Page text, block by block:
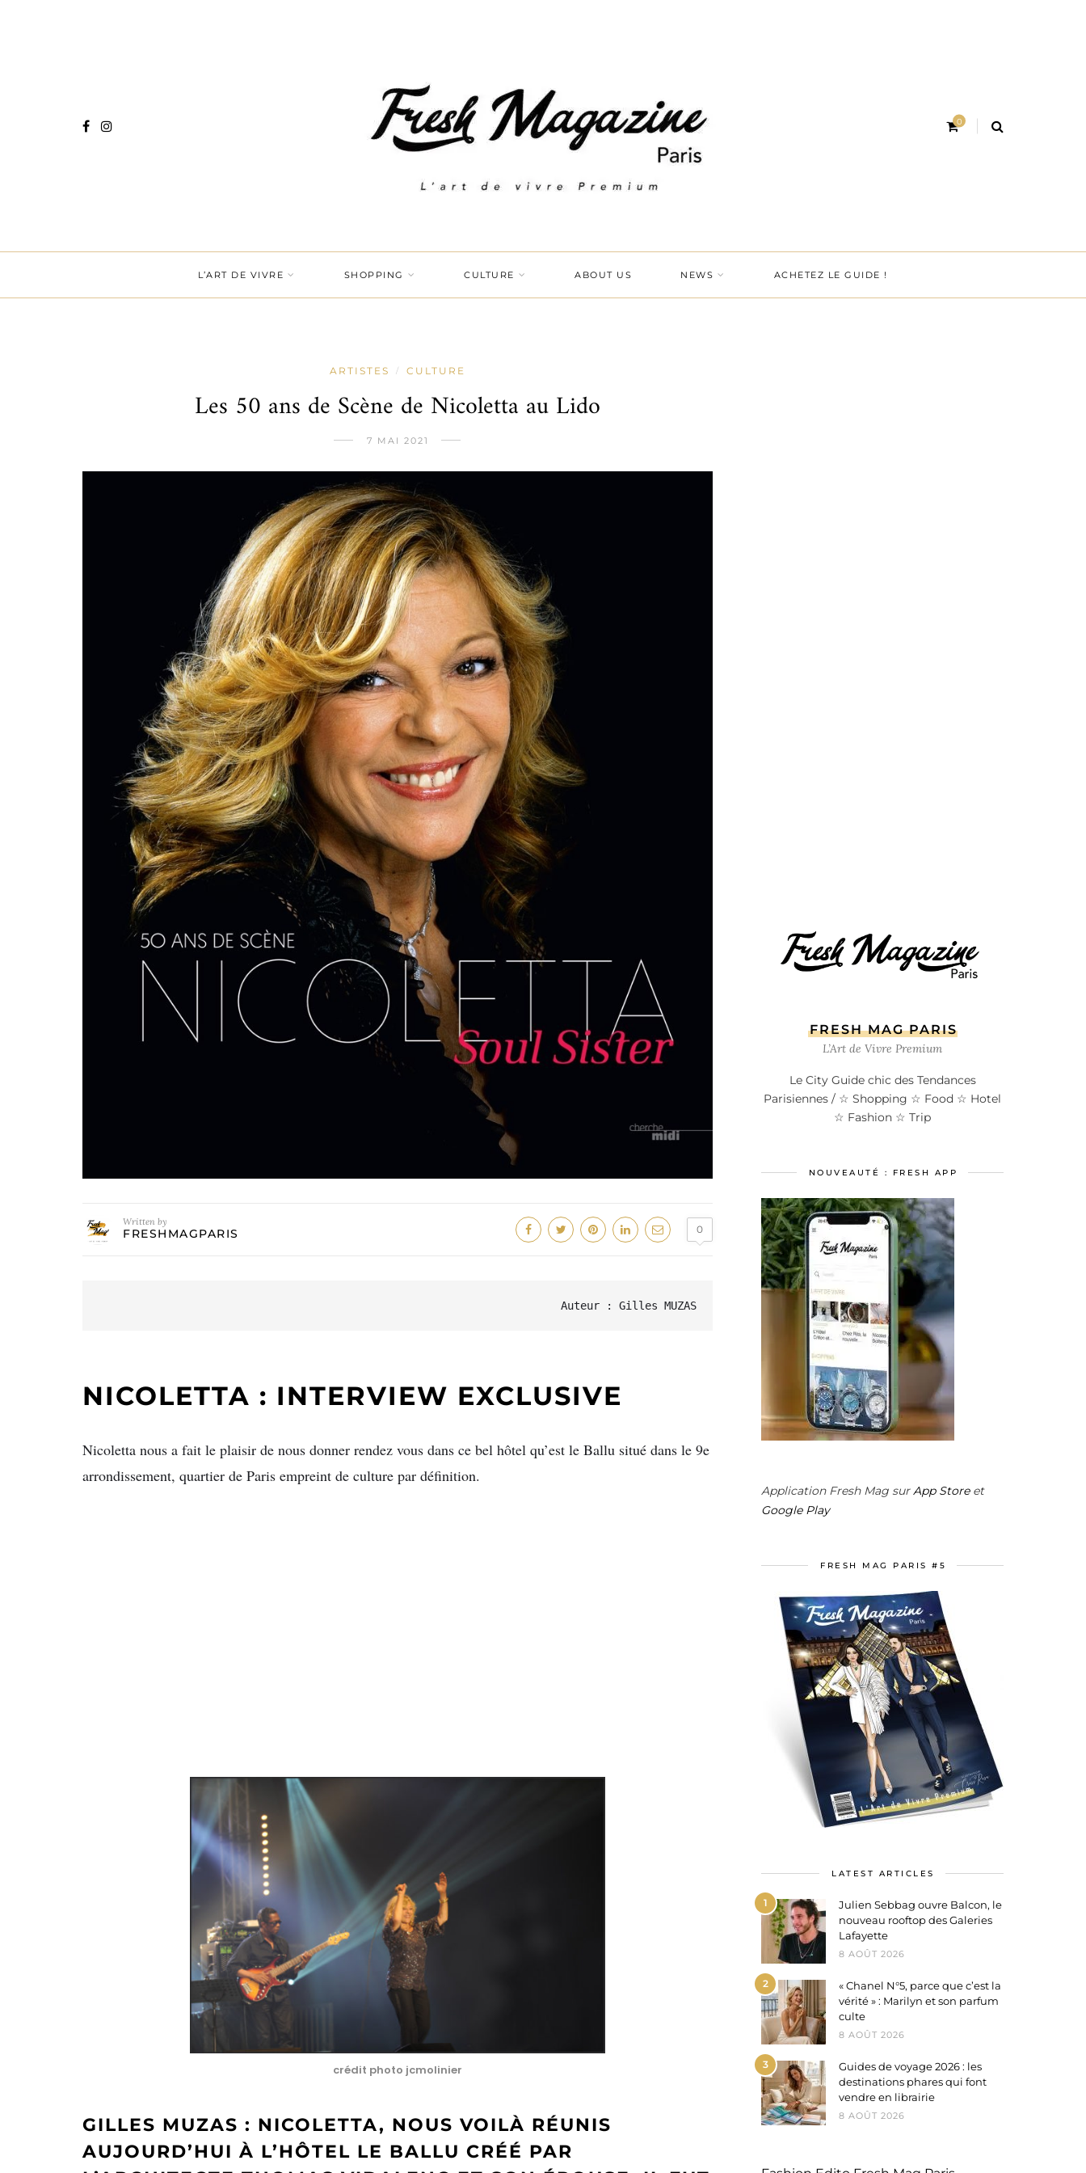
0
L’ART DE VIVRE SHOPPING CULTURE ABOUT US NEWS ACHETEZ LE GUIDE !
ARTISTES / CULTURE
Les 50 ans de Scène de Nicoletta au Lido
7 MAI 2021
Written by
FRESHMAGPARIS 0
Auteur : Gilles MUZAS
NICOLETTA : INTERVIEW EXCLUSIVE
Nicoletta nous a fait le plaisir de nous donner rendez vous dans ce bel hôtel qu’est le Ballu situé dans le 9e
arrondissement, quartier de Paris empreint de culture par définition.
crédit photo jcmolinier
GILLES MUZAS : NICOLETTA, NOUS VOILÀ RÉUNIS
AUJOURD’HUI À L’HÔTEL LE BALLU CRÉÉ PAR
FRESH MAG PARIS
L’Art de Vivre Premium
Le City Guide chic des Tendances
Parisiennes / ☆ Shopping ☆ Food ☆ Hotel
☆ Fashion ☆ Trip
NOUVEAUTÉ : FRESH APP
Application Fresh Mag surApp Storeet
Google Play
FRESH MAG PARIS #5
LATEST ARTICLES
1
Julien Sebbag ouvre Balcon, le
nouveau rooftop des Galeries
Lafayette
8 AOÛT 2026
2
« Chanel N°5, parce que c’est la
vérité » : Marilyn et son parfum
culte
8 AOÛT 2026
3
Guides de voyage 2026 : les
destinations phares qui font
vendre en librairie
8 AOÛT 2026